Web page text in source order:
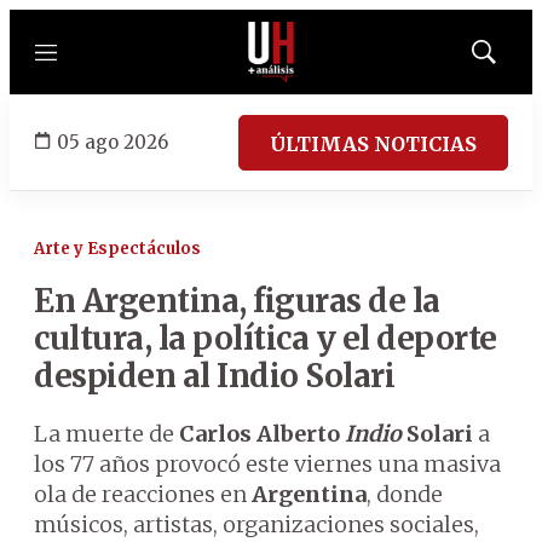
Menú
Mostrar
05 ago 2026 ÚLTIMAS NOTICIAS
Arte y Espectáculos
En Argentina, figuras de la
cultura, la política y el deporte
despiden al Indio Solari
La muerte de Carlos AlbertoIndioSolari a
los 77 años provocó este viernes una masiva
ola de reacciones enArgentina, donde
músicos, artistas, organizaciones sociales,